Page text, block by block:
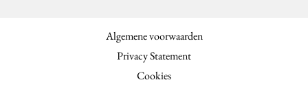
Algemene voorwaarden
Privacy Statement
Cookies